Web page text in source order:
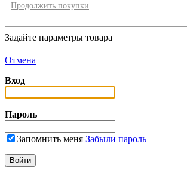
Продолжить покупки
Задайте параметры товара
Отмена
Вход
Пароль
Запомнить меня Забыли пароль